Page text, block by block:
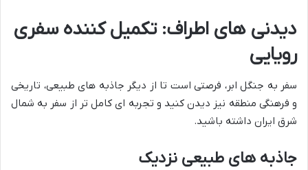
دیدنی های اطراف: تکمیل کننده سفری
رویایی
سفر به جنگل ابر، فرصتی است تا از دیگر جاذبه های طبیعی، تاریخی
و فرهنگی منطقه نیز دیدن کنید و تجربه ای کامل تر از سفر به شمال
شرق ایران داشته باشید.
جاذبه های طبیعی نزدیک